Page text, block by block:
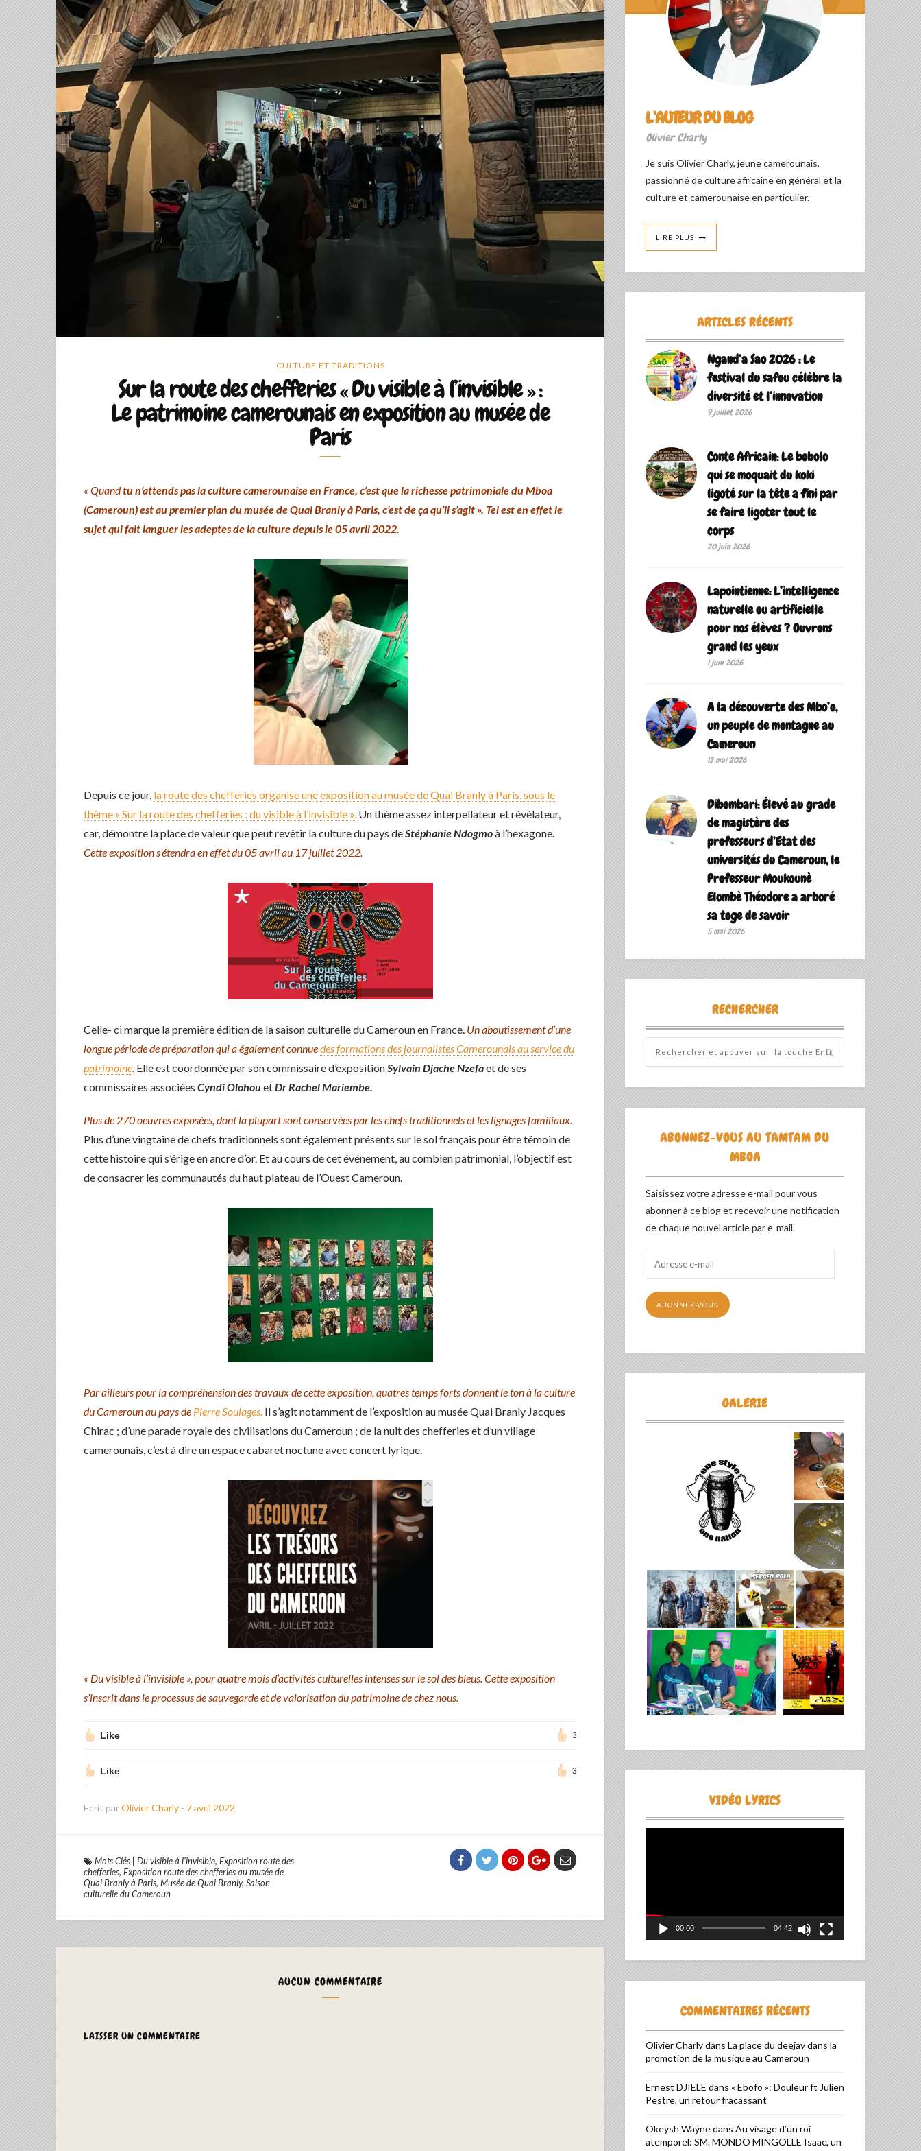
CULTURE ET TRADITIONS
Sur la route des chefferies « Du visible à l’invisible » :
Le patrimoine camerounais en exposition au musée de
Paris
« Quandtu n’attends pas la culture camerounaise en France, c’est que la richesse patrimoniale du Mboa
(Cameroun) est au premier plan du musée de Quai Branly à Paris, c’est de ça qu’il s’agit ». Tel est en effet le
sujet qui fait languer les adeptes de la culture depuis le 05 avril 2022.
Depuis ce jour, la route des chefferies organise une exposition au musée de Quai Branly à Paris, sous le
thème « Sur la route des chefferies : du visible à l’invisible ». Un thème assez interpellateur et révélateur,
car, démontre la place de valeur que peut revêtir la culture du pays deStéphanie Ndogmoà l’hexagone.
Cette exposition s’étendra en effet du 05 avril au 17 juillet 2022.
Celle- ci marque la première édition de la saison culturelle du Cameroun en France. Un aboutissement d’une
longue période de préparation qui a également connuedes formations des journalistes Camerounais au service du
patrimoine. Elle est coordonnée par son commissaire d’expositionSylvain Djache Nzefaet de ses
commissaires associées Cyndi OlohouetDr Rachel Mariembe.
Plus de 270 oeuvres exposées, dont la plupart sont conservées par les chefs traditionnels et les lignages familiaux.
Plus d’une vingtaine de chefs traditionnels sont également présents sur le sol français pour être témoin de
cette histoire qui s’érige en ancre d’or. Et au cours de cet événement, au combien patrimonial, l’objectif est
de consacrer les communautés du haut plateau de l’Ouest Cameroun.
Par ailleurs pour la compréhension des travaux de cette exposition, quatres temps forts donnent le ton à la culture
du Cameroun au pays de Pierre Soulages. Il s’agit notamment de l’exposition au musée Quai Branly Jacques
Chirac ; d’une parade royale des civilisations du Cameroun ; de la nuit des chefferies et d’un village
camerounais, c’est à dire un espace cabaret noctune avec concert lyrique.
« Du visible à l’invisible », pour quatre mois d’activités culturelles intenses sur le sol des bleus. Cette exposition
s’inscrit dans le processus de sauvegarde et de valorisation du patrimoine de chez nous.
Like 3
Like 3
Ecrit parOlivier Charly - 7 avril 2022
Mots Clés Du visible à l'invisible, Exposition route des
chefferies, Exposition route des chefferies au musée de
Quai Branly à Paris, Musée de Quai Branly, Saison
culturelle du Cameroun
AUCUN COMMENTAIRE
LAISSER UN COMMENTAIRE
ALTERNATIVE:
L’AUTEUR DU BLOG
Olivier Charly
Je suis Olivier Charly, jeune camerounais,
passionné de culture africaine en général et la
culture et camerounaise en particulier.
LIRE PLUS
ARTICLES RÉCENTS
Ngand’a Sao 2026 : Le
festival du safou célèbre la
diversité et l’innovation
9 juillet 2026
Conte Africain: Le bobolo
qui se moquait du koki
ligoté sur la tête a fini par
se faire ligoter tout le
corps
20 juin 2026
Lapointienne: L’intelligence
naturelle ou artificielle
pour nos élèves ? Ouvrons
grand les yeux
1 juin 2026
A la découverte des Mbo’o,
un peuple de montagne au
Cameroun
13 mai 2026
Dibombari: Élevé au grade
de magistère des
professeurs d’Etat des
universités du Cameroun, le
Professeur Moukounè
Elombè Théodore a arboré
sa toge de savoir ‎
5 mai 2026
RECHERCHER
ABONNEZ-VOUS AU TAMTAM DU
MBOA
Saisissez votre adresse e-mail pour vous
abonner à ce blog et recevoir une notification
de chaque nouvel article par e-mail.
mail
ABONNEZ-VOUS
GALERIE
VIDÉO LYRICS
00:00 04:42
COMMENTAIRES RÉCENTS
Olivier Charlydans La place du deejay dans la
promotion de la musique au Cameroun
Ernest DJIELE dans « Ebofo »: Douleur ft Julien
Pestre, un retour fracassant
Okeysh Waynedans Au visage d’un roi
atemporel: SM. MONDO MINGOLLE Isaac, un